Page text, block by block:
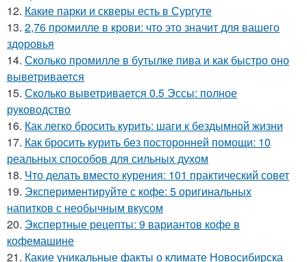
12. Какие парки и скверы есть в Сургуте
13. 2,76 промилле в крови: что это значит для вашего
здоровья
14. Сколько промилле в бутылке пива и как быстро оно
выветривается
15. Сколько выветривается 0.5 Эссы: полное
руководство
16. Как легко бросить курить: шаги к бездымной жизни
17. Как бросить курить без посторонней помощи: 10
реальных способов для сильных духом
18. Что делать вместо курения: 101 практический совет
19. Экспериментируйте с кофе: 5 оригинальных
напитков с необычным вкусом
20. Экспертные рецепты: 9 вариантов кофе в
кофемашине
21. Какие уникальные факты о климате Новосибирска